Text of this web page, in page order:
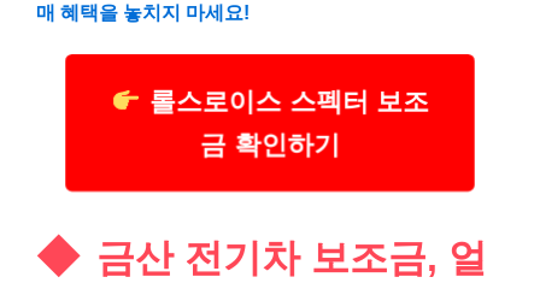
매 혜택을 놓치지 마세요!
롤스로이스 스펙터 보조
금 확인하기
금산 전기차 보조금, 얼